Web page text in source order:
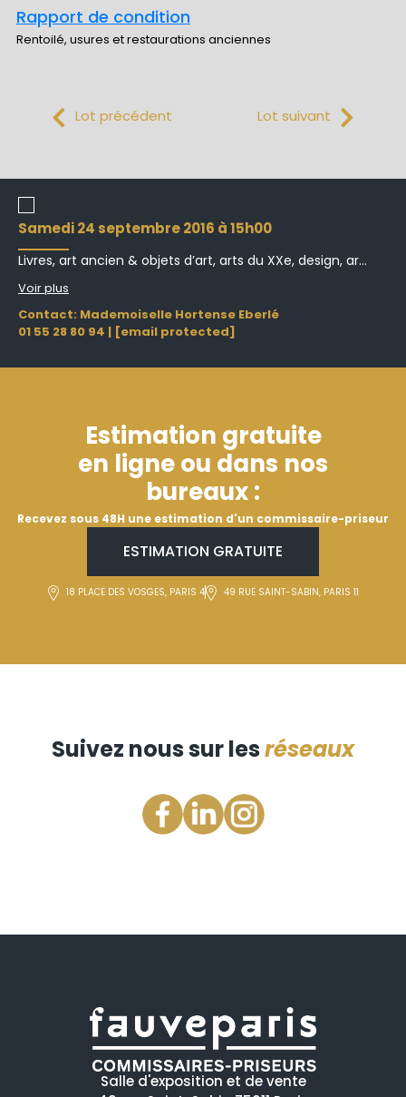
Rapport de condition
Rentoilé, usures et restaurations anciennes
Lot précédent Lot suivant
samedi 24 septembre 2016 à 15h00
Livres, art ancien & objets d’art, arts du XXe, design, ar...
Voir plus
Contact: Mademoiselle Hortense Eberlé
01 55 28 80 94 | [email protected]
Estimation gratuite
en ligne ou dans nos
bureaux :
Recevez sous 48H une estimation d'un commissaire-priseur
ESTIMATION GRATUITE
18 PLACE DES VOSGES, PARIS 4 49 RUE SAINT-SABIN, PARIS 11
Suivez nous sur lesréseaux
Salle d'exposition et de vente